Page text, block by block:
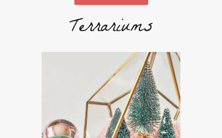
Terrariums